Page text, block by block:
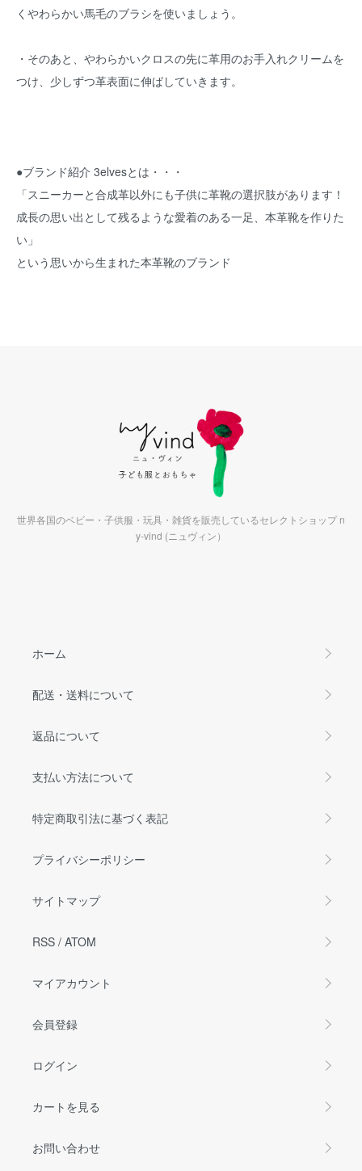
くやわらかい馬毛のブラシを使いましょう。
・そのあと、やわらかいクロスの先に革用のお手入れクリームを
つけ、少しずつ革表面に伸ばしていきます。
●ブランド紹介 3elvesとは・・・
「スニーカーと合成革以外にも子供に革靴の選択肢があります！
成長の思い出として残るような愛着のある一足、本革靴を作りた
い」
という思いから生まれた本革靴のブランド
世界各国のベビー・子供服・玩具・雑貨を販売しているセレクトショップ n
y-vind (ニュヴィン）
ホーム
配送・送料について
返品について
支払い方法について
特定商取引法に基づく表記
プライバシーポリシー
サイトマップ
RSS / ATOM
マイアカウント
会員登録
ログイン
カートを見る
お問い合わせ